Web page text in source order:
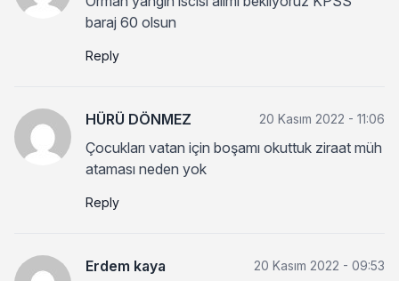
baraj 60 olsun
Reply
HÜRÜ DÖNMEZ 20 Kasım 2022 - 11:06
Çocukları vatan için boşamı okuttuk ziraat müh
ataması neden yok
Reply
Erdem kaya 20 Kasım 2022 - 09:53